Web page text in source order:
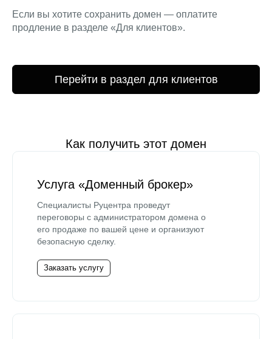
Если вы хотите сохранить домен — оплатите
продление в разделе «Для клиентов».
Перейти в раздел для клиентов
Как получить этот домен
Услуга «Доменный брокер»
Специалисты Руцентра проведут
переговоры с администратором домена о
его продаже по вашей цене и организуют
безопасную сделку.
Заказать услугу